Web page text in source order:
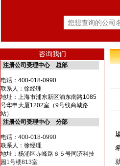
咨询我们
注册公司受理中心 总部
电话： 400-018-0990
联系人：徐经理
地址：上海市浦东新区浦东南路1085
号华申大厦1202室（9号线商城路
站）
注册公司受理中心 分部
电话： 400-018-0990
联系人：徐经理
地址： 杨浦区赤峰路６５号同济科技
园1号楼813室